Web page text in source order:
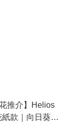
推介】Helios
款｜向日葵鮮